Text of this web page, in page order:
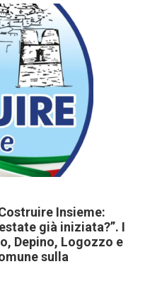
Insieme:
già iniziata?”. I
Depino, Logozzo e
sulla